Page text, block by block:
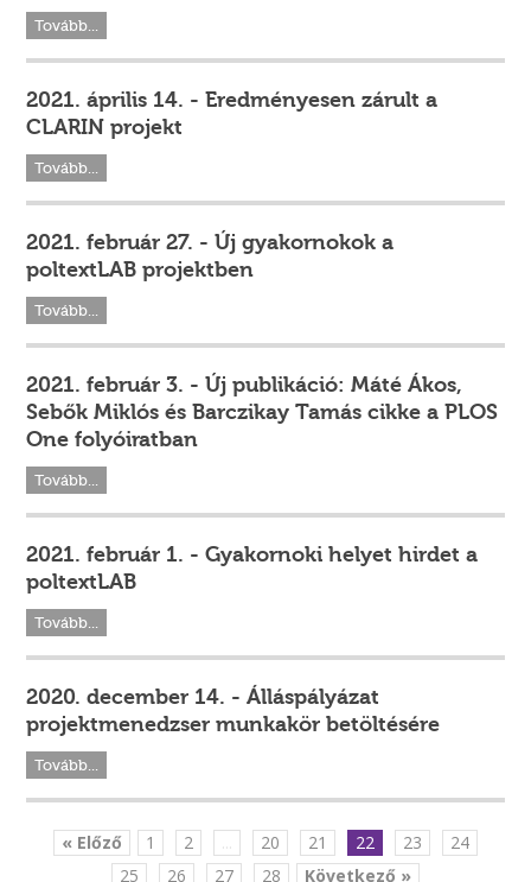
Tovább...
2021. április 14. - Eredményesen zárult a
CLARIN projekt
Tovább...
2021. február 27. - Új gyakornokok a
poltextLAB projektben
Tovább...
2021. február 3. - Új publikáció: Máté Ákos,
Sebők Miklós és Barczikay Tamás cikke a PLOS
One folyóiratban
Tovább...
2021. február 1. - Gyakornoki helyet hirdet a
poltextLAB
Tovább...
2020. december 14. - Álláspályázat
projektmenedzser munkakör betöltésére
Tovább...
« Előző 1 2 ... 20 21 22 23
24
25
26 27 28 Következő »